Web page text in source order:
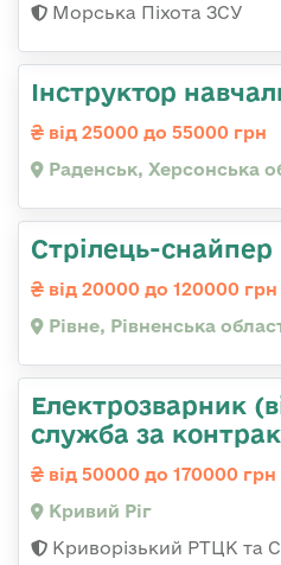
Морська Піхота ЗСУ
Інструктор
від 25000 до 55000 грн
Раденськ, Херсонська
Стрілець-снайпер
від 20000 до 120000 грн
Рівне, Рівненська
Електрозварник
служба за
від 50000 до 170000 грн
Кривий Ріг
Криворізький РТЦК та